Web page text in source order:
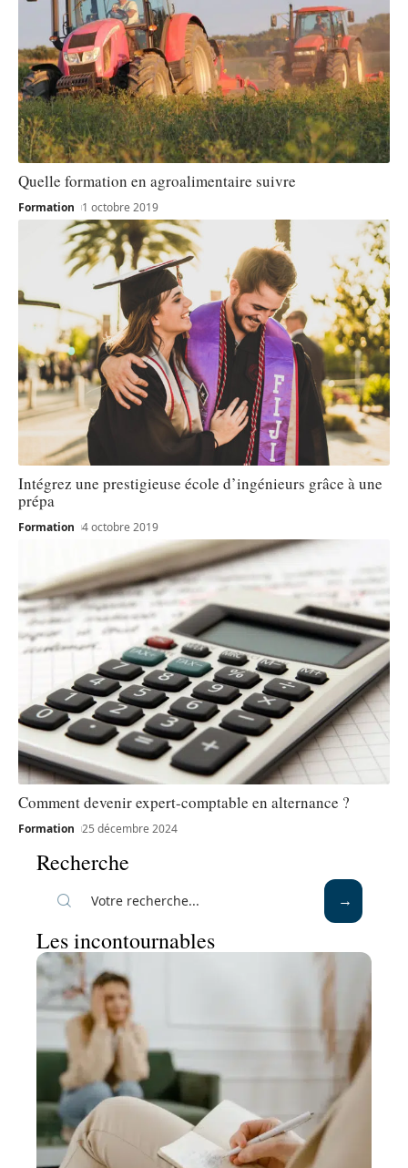
Quelle formation en agroalimentaire suivre
Formation 1 octobre 2019
Intégrez une prestigieuse école d’ingénieurs grâce à une
prépa
Formation 4 octobre 2019
Comment devenir expert-comptable en alternance ?
Formation 25 décembre 2024
Recherche
Les incontournables